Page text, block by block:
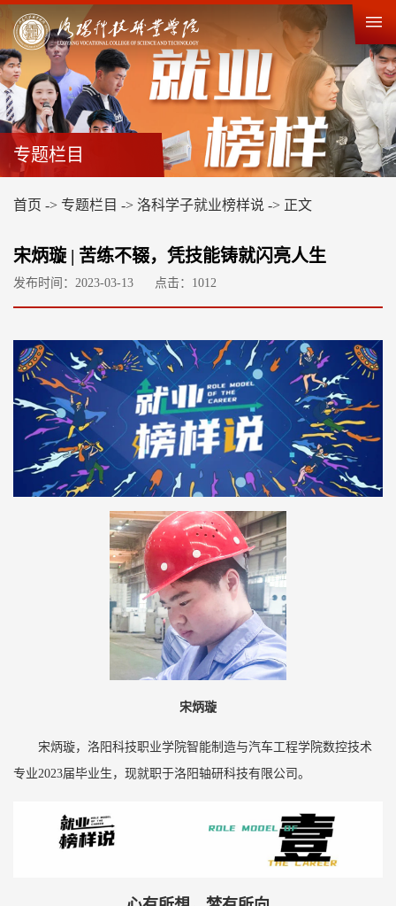
专题栏目
首页 -> 专题栏目 -> 洛科学子就业榜样说 -> 正文
宋炳璇 | 苦练不辍，凭技能铸就闪亮人生
发布时间：2023-03-13 点击： 1012
宋炳璇
宋炳璇，洛阳科技职业学院智能制造与汽车工程学院数控技术
专业2023届毕业生，现就职于洛阳轴研科技有限公司。